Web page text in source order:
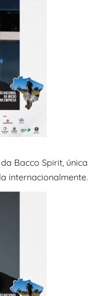
Bacco Spirit, única
internacionalmente.